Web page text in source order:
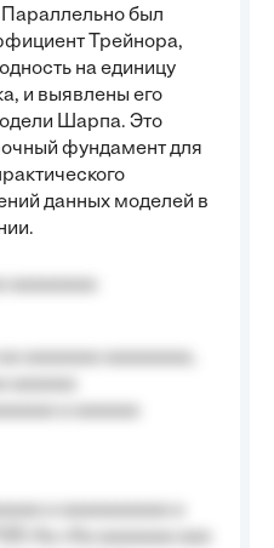
был
Трейнора,
на единицу
и выявлены его
Шарпа. Это
фундамент для
данных моделей в